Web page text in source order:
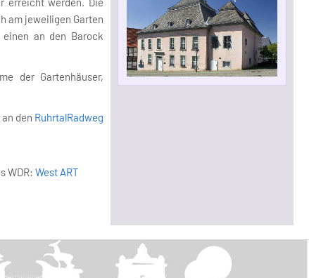
am jeweiligen Garten
einen an den Barock
der Gartenhäuser,
den RuhrtalRadweg
WDR: West ART